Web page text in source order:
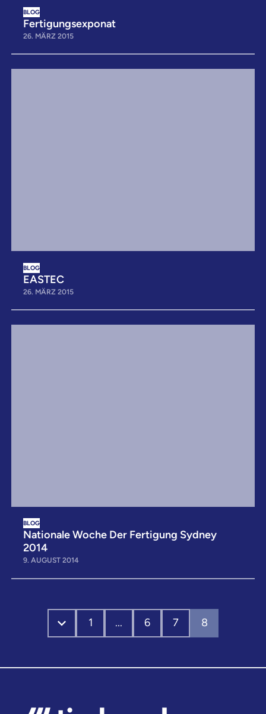
BLOG
Fertigungsexponat
26. MÄRZ 2015
BLOG
EASTEC
26. MÄRZ 2015
BLOG
Nationale Woche Der Fertigung Sydney
2014
9. AUGUST 2014
1 ... 6 7 8